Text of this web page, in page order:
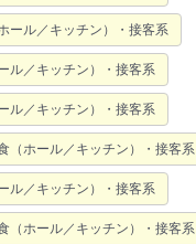
ール／キッチン）・接客系
ル／キッチン）・接客系
ル／キッチン）・接客系
（ホール／キッチン）・接客系
ル／キッチン）・接客系
（ホール／キッチン）・接客系